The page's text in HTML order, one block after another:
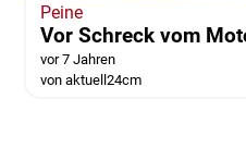
Peine
Vor Schreck vom
vor 7 Jahren
von aktuell24cm